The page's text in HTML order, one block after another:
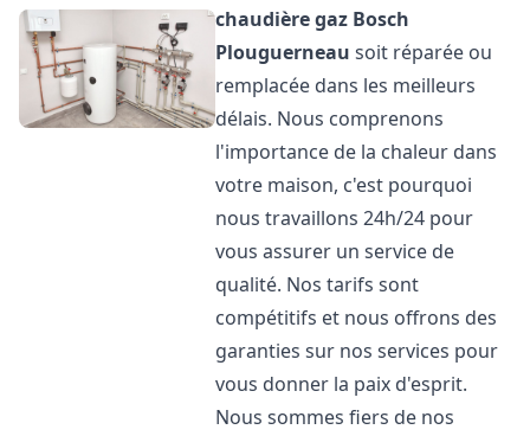
chaudière gaz Bosch
Plouguerneau soit réparée ou
remplacée dans les meilleurs
délais. Nous comprenons
l'importance de la chaleur dans
votre maison, c'est pourquoi
nous travaillons 24h/24 pour
vous assurer un service de
qualité. Nos tarifs sont
compétitifs et nous offrons des
garanties sur nos services pour
vous donner la paix d'esprit.
Nous sommes fiers de nos